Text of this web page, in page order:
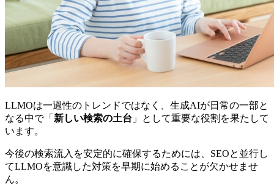
LLMOは一過性のトレンドではなく、生成AIが日常の一部と
なる中で「 新しい検索の土台 」として重要な役割を果たして
います。
今後の検索流入を安定的に確保するためには、SEOと並行し
てLLMOを意識した対策を早期に始めることが欠かせませ
ん。